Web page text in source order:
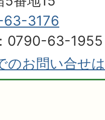
3176
0790-63-1955
のお問い合せ